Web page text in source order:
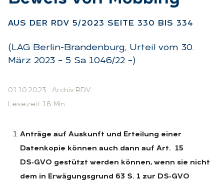
AUS DER RDV 5/2023 SEI­TE 330 BIS 334
(LAG Berlin-Brandenburg, Urteil vom 30.
März 2023 – 5 Sa 1046/22 –)
01.10.2023 · Archiv RDV
Lesezeit 18 Min.
Anträge auf Auskunft und Erteilung einer
Datenkopie können auch dann auf Art. 15
DS‑GVO gestützt werden können, wenn sie nicht
dem in Erwägungsgrund 63 S. 1 zur DS‑GVO